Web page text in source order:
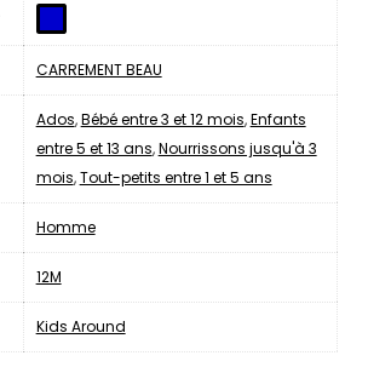
CARREMENT BEAU
Ados,Bébé entre 3 et 12 mois,Enfants
entre 5 et 13 ans,Nourrissons jusqu'à 3
mois,Tout-petits entre 1 et 5 ans
Homme
12M
Kids Around